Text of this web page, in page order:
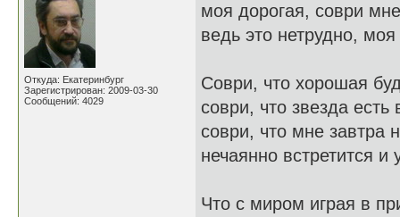
Откуда: Екатеринбург
Зарегистрирован: 2009-03-30
Сообщений: 4029
моя дорогая, соври
ведь это нетрудно, моя
Соври, что хорошая
соври, что звезда есть
соври, что мне завтра
нечаянно встретится и
Что с миром играя в